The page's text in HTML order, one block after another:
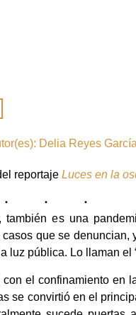
Delia Reyes García
reportaje Luces en la
es una
que se
pública. Lo llaman el
el confinamiento en
se convirtió en el